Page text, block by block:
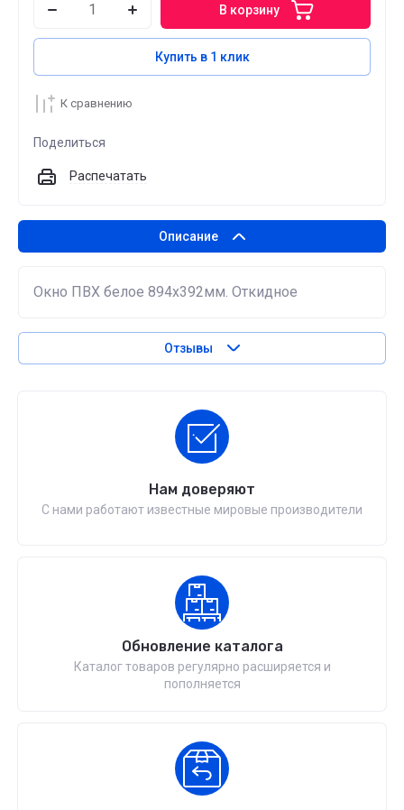
В корзину
Купить в 1 клик
К сравнению
Поделиться
Распечатать
Описание
Окно ПВХ белое 894х392мм. Откидное
Отзывы
Нам доверяют
С нами работают известные мировые производители
Обновление каталога
Каталог товаров регулярно расширяется и
пополняется